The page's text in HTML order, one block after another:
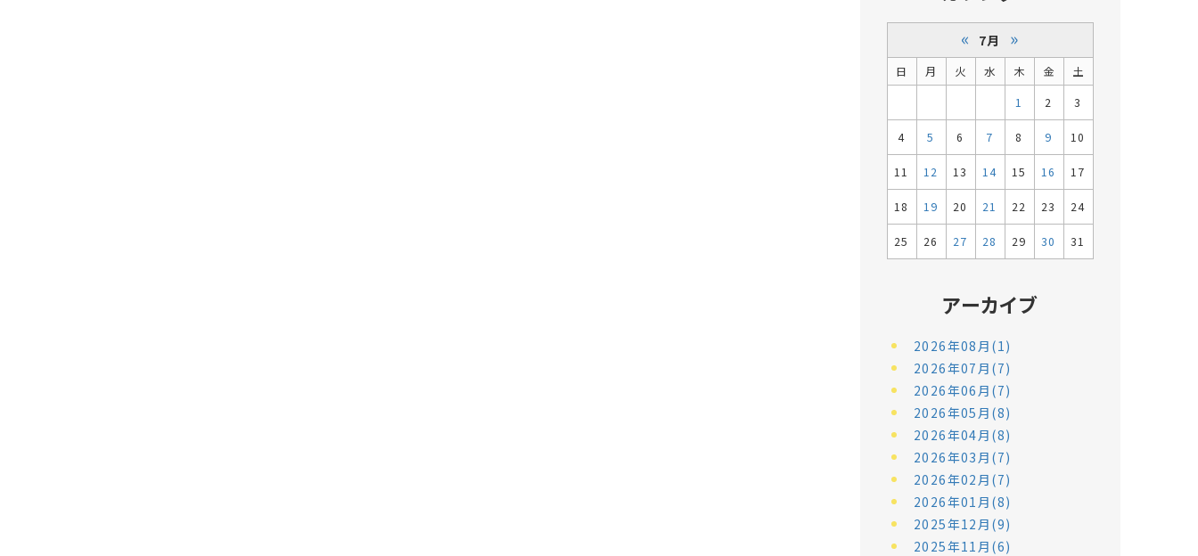
« 7月 »
日 月 火 水 木 金
土
1
2 3
4 5 6 7 8 9 10
11 12 13 14 15 16 17
18 19 20 21 22 23 24
25 26 27 28 29 30 31
アーカイブ
2026年08月(1)
2026年07月(7)
2026年06月(7)
2026年05月(8)
2026年04月(8)
2026年03月(7)
2026年02月(7)
2026年01月(8)
2025年12月(9)
2025年11月(6)